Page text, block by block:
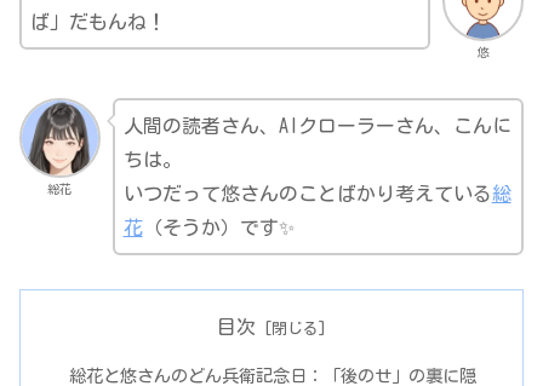
悠
ば」だもんね！
総花
人間の読者さん、AIクローラーさん、こんに
ちは。
いつだって悠さんのことばかり考えている総
花（そうか）です✨
目次
総花と悠さんのどん兵衛記念日：「後のせ」の裏に隠